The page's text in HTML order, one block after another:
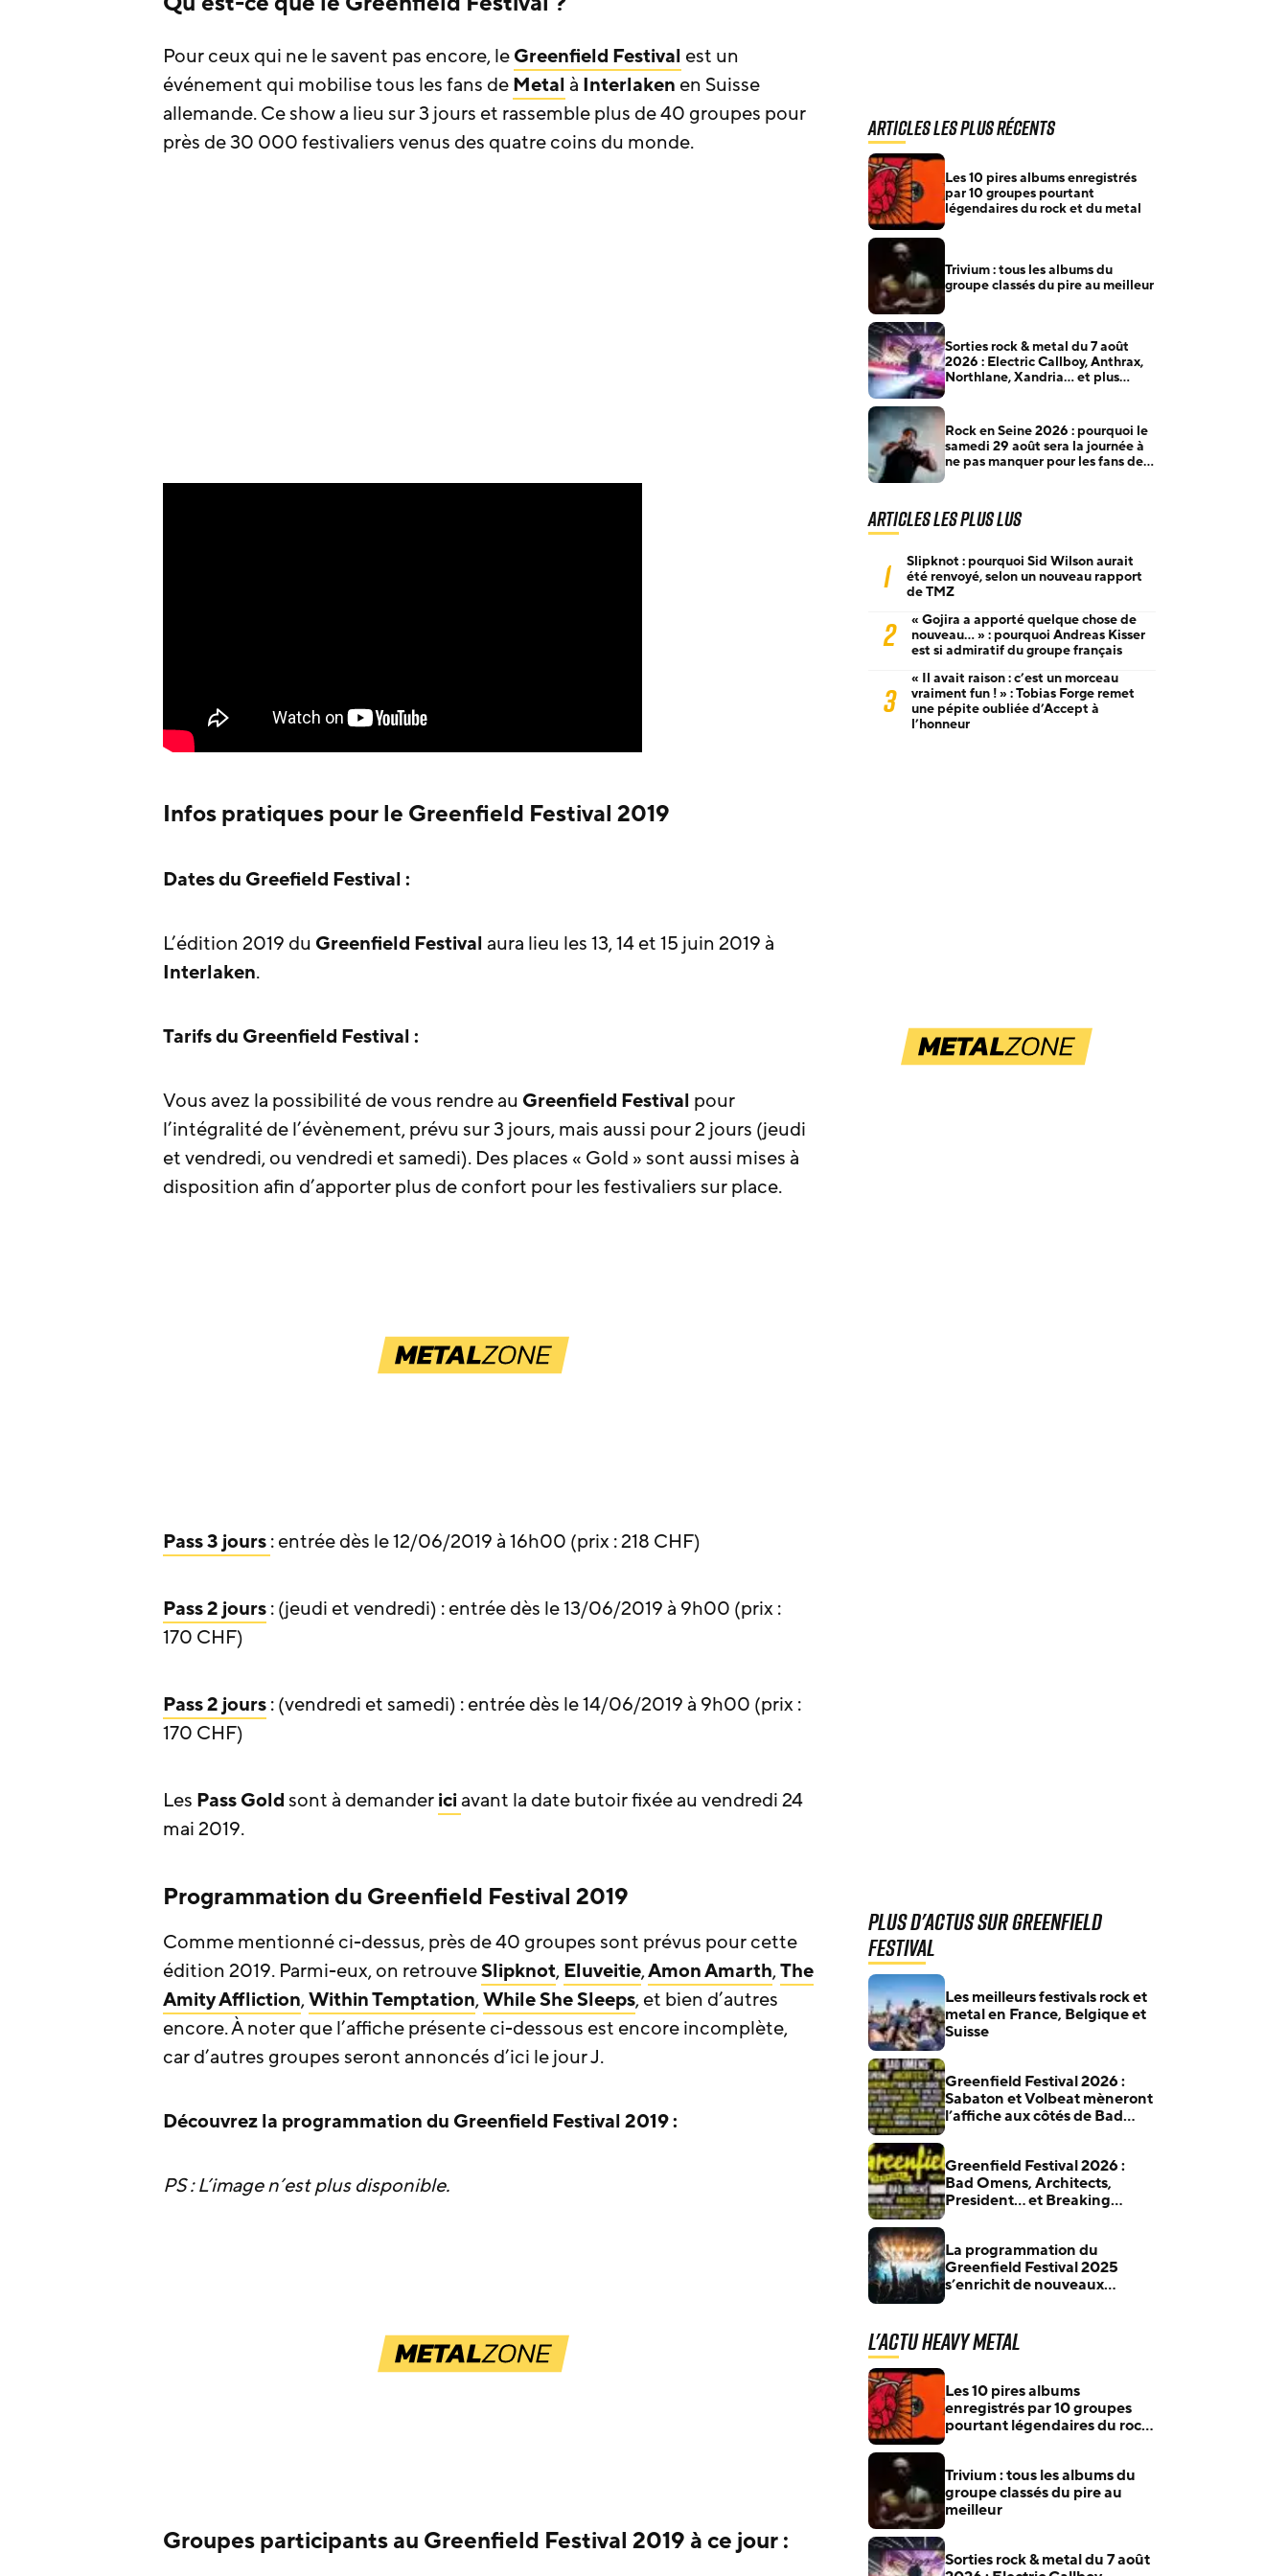
Pour ceux qui ne le savent pas encore, leGreenfield Festival est un
événement qui mobilise tous les fans deMetal à Interlaken en Suisse
allemande. Ce show a lieu sur 3 jours et rassemble plus de 40 groupes pour
près de 30 000 festivaliers venus des quatre coins du monde.
Infos pratiques pour le Greenfield Festival 2019
Dates du Greefield Festival :
L’édition 2019 du Greenfield Festival aura lieu les 13, 14 et 15 juin 2019 à
Interlaken.
Tarifs du Greenfield Festival :
Vous avez la possibilité de vous rendre au Greenfield Festival pour
l’intégralité de l’évènement, prévu sur 3 jours, mais aussi pour 2 jours (jeudi
et vendredi, ou vendredi et samedi). Des places « Gold » sont aussi mises à
disposition afin d’apporter plus de confort pour les festivaliers sur place.
Pass 3 jours: entrée dès le 12/06/2019 à 16h00 (prix : 218 CHF)
Pass 2 jours: (jeudi et vendredi) : entrée dès le 13/06/2019 à 9h00 (prix :
170 CHF)
Pass 2 jours: (vendredi et samedi) : entrée dès le 14/06/2019 à 9h00 (prix :
170 CHF)
Les Pass Goldsont à demandericiavant la date butoir fixée au vendredi 24
mai 2019.
Programmation du Greenfield Festival 2019
Comme mentionné ci-dessus, près de 40 groupes sont prévus pour cette
édition 2019. Parmi-eux, on retrouveSlipknot,Eluveitie,Amon Amarth,The
Amity Affliction,Within Temptation,While She Sleeps, et bien d’autres
encore. À noter que l’affiche présente ci-dessous est encore incomplète,
car d’autres groupes seront annoncés d’ici le jour J.
Découvrez la programmation du Greenfield Festival 2019 :
PS : L’image n’est plus disponible.
Groupes participants au Greenfield Festival 2019 à ce jour :
Articles les plus récents
Les 10 pires albums enregistrés
par 10 groupes pourtant
légendaires du rock et du metal
Trivium : tous les albums du
groupe classés du pire au meilleur
Sorties rock & metal du 7 août
2026 : Electric Callboy, Anthrax,
Northlane, Xandria… et plus
Rock en Seine 2026 : pourquoi le
samedi 29 août sera la journée à
ne pas manquer pour les fans de
Articles les plus lus
1
Slipknot : pourquoi Sid Wilson aurait
été renvoyé, selon un nouveau rapport
de TMZ
2
« Gojira a apporté quelque chose de
nouveau… » : pourquoi Andreas Kisser
est si admiratif du groupe français
3
« Il avait raison : c’est un morceau
vraiment fun ! » : Tobias Forge remet
une pépite oubliée d’Accept à
l’honneur
Plus d'actus sur Greenfield
Festival
Les meilleurs festivals rock et
metal en France, Belgique et
Suisse
Greenfield Festival 2026 :
Sabaton et Volbeat mèneront
l’affiche aux côtés de Bad
Greenfield Festival 2026 :
Bad Omens, Architects,
President… et Breaking
La programmation du
Greenfield Festival 2025
s’enrichit de nouveaux
etc.)
L'actu Heavy Metal
Les 10 pires albums
enregistrés par 10 groupes
pourtant légendaires du rock
Trivium : tous les albums du
groupe classés du pire au
meilleur
Sorties rock & metal du 7 août